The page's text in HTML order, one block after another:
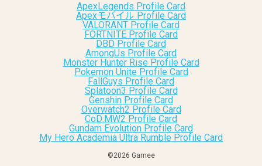
ApexLegends Profile Card
Apexモバイル Profile Card
VALORANT Profile Card
FORTNITE Profile Card
DBD Profile Card
AmongUs Profile Card
Monster Hunter Rise Profile Card
Pokemon Unite Profile Card
FallGuys Profile Card
Splatoon3 Profile Card
Genshin Profile Card
Overwatch2 Profile Card
CoD:MW2 Profile Card
Gundam Evolution Profile Card
My Hero Academia Ultra Rumble Profile Card
©︎2026 Gamee